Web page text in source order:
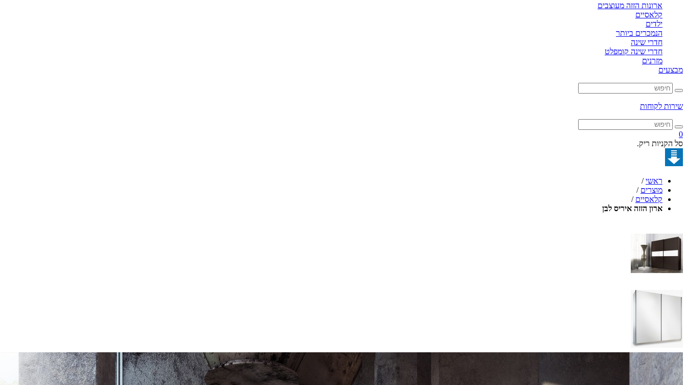
ארונות הזזה מעוצבים
קלאסיים
ילדים
הנמכרים ביותר
חדרי שינה
חדרי שינה קומפלט
מזרנים
מבצעים
שירות לקוחות
0
סל הקניות ריק.
ראשי /
מוצרים /
קלאסיים /
ארון הזזה איריס לבן